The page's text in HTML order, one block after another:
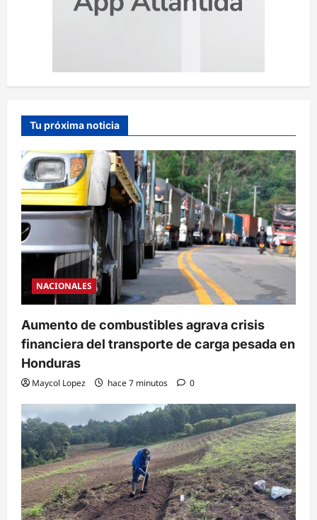
Tu próxima noticia
NACIONALES
Aumento de combustibles agrava crisis
financiera del transporte de carga pesada en
Honduras
Maycol Lopez hace 7 minutos 0